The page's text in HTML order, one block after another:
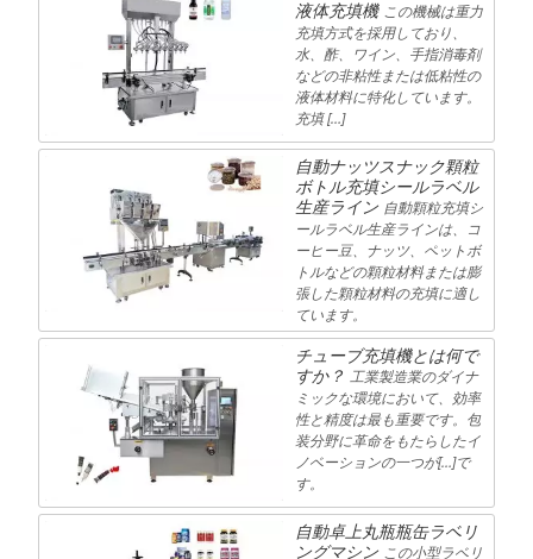
液体充填機 この機械は重力
充填方式を採用しており、
水、酢、ワイン、手指消毒剤
などの非粘性または低粘性の
液体材料に特化しています。
充填 […]
自動ナッツスナック顆粒
ボトル充填シールラベル
生産ライン 自動顆粒充填シ
ールラベル生産ラインは、コ
ーヒー豆、ナッツ、ペットボ
トルなどの顆粒材料または膨
張した顆粒材料の充填に適し
ています。
チューブ充填機とは何で
すか？ 工業製造業のダイナ
ミックな環境において、効率
性と精度は最も重要です。包
装分野に革命をもたらしたイ
ノベーションの一つが[…]で
す。
自動卓上丸瓶瓶缶ラベリ
ングマシン この小型ラベリ